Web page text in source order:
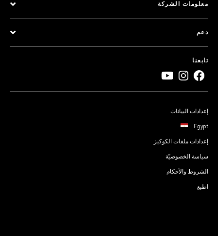
معلومات الشركة
دعم
تابعنا
إعدادات البيانات
Egypt
إعدادات ملفات الكوكيز
سياسة الخصوصيّة
الشروط والأحكام
اطبع